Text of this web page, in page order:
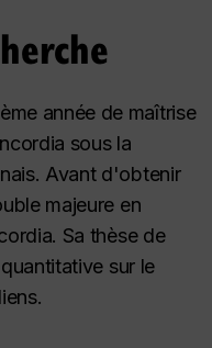
année de maîtrise
sous la
Avant d'obtenir
majeure en
Sa thèse de
sur le